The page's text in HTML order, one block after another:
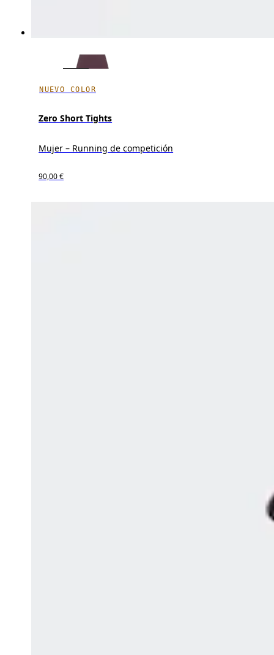
NUEVO COLOR
Zero Short Tights
Mujer – Running de competición
90,00 €